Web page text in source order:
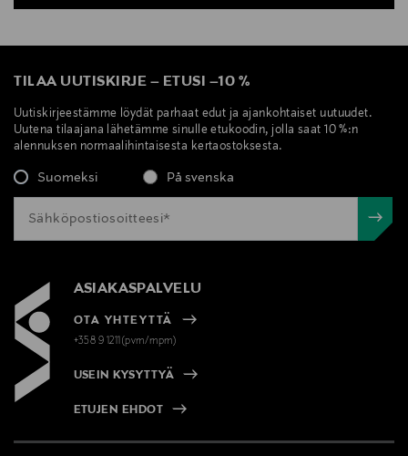
TILAA UUTISKIRJE – ETUSI –10 %
Uutiskirjeestämme löydät parhaat edut ja ajankohtaiset uutuudet.
Uutena tilaajana lähetämme sinulle etukoodin, jolla saat 10 %:n
alennuksen normaalihintaisesta kertaostoksesta.
Suomeksi På svenska
ASIAKASPALVELU
OTA YHTEYTTÄ
+358 9 1211(pvm/mpm)
USEIN KYSYTTYÄ
ETUJEN EHDOT